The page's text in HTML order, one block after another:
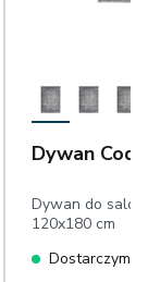
Dywan
Dywan do
120x180 cm
Dostarczymy